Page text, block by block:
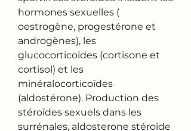
hormones sexuelles (
oestrogène, progestérone et
androgènes), les
glucocorticoïdes (cortisone et
cortisol) et les
minéralocorticoïdes
(aldostérone). Production des
stéroïdes sexuels dans les
surrénales, aldosterone stéroïde